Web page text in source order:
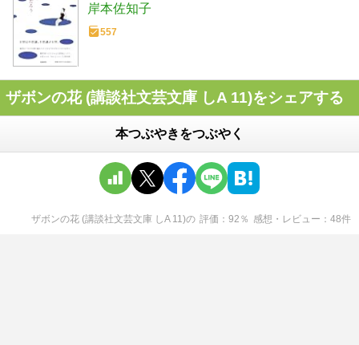
岸本佐知子
557
ザボンの花 (講談社文芸文庫 しA 11)をシェアする
本つぶやきをつぶやく
ザボンの花 (講談社文芸文庫 しA 11)の 評価 92 ％ 感想・レビュー 48件